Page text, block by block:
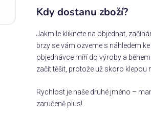
Kdy dostanu zboží?
Jakmile kliknete na objednat,
brzy se vám ozveme s náhledem
objednávce míří do výroby a
začít těšit, protože už skoro klepou
Rychlost je naše druhé jméno –
zaručeně plus!